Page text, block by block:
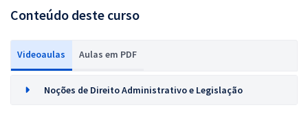
Conteúdo deste curso
Videoaulas Aulas em PDF
Noções de Direito Administrativo e Legislação